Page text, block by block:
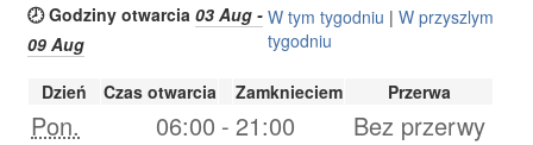
🕗 Godziny otwarcia 03 Aug -
09 Aug
W tym tygodniu | W przyszlym
tygodniu
Dzień Czas otwarcia Zamknieciem Przerwa
Pon. 06:00 - 21:00
Bez przerwy